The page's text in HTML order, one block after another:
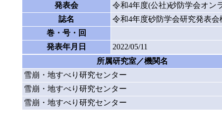
発表会
令和4年度(公社)砂防学会オン
誌名
令和4年度砂防学会研究発表会
巻・号・回
発表年月日
2022/05/11
所属研究室／機関名
雪崩・地すべり研究センター
雪崩・地すべり研究センター
雪崩・地すべり研究センター